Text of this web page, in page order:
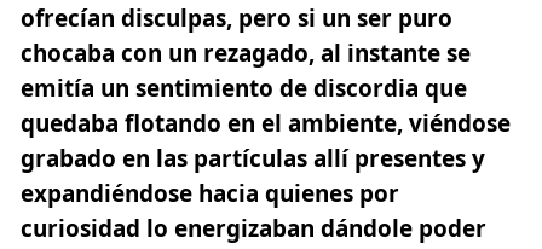
ofrecían disculpas, pero si un ser puro
chocaba con un rezagado, al instante se
emitía un sentimiento de discordia que
quedaba flotando en el ambiente, viéndose
grabado en las partículas allí presentes y
expandiéndose hacia quienes por
curiosidad lo energizaban dándole poder